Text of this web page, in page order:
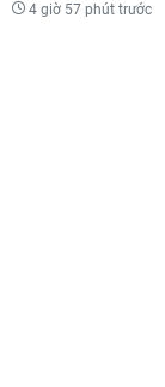
4 giờ 57 phút trước